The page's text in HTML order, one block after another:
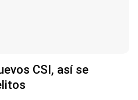
CSI, así se